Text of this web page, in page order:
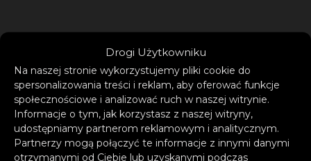
Drogi Użytkowniku
Na naszej stronie wykorzystujemy pliki cookie do
spersonalizowania treści i reklam, aby oferować funkcje
społecznościowe i analizować ruch w naszej witrynie.
Informacje o tym, jak korzystasz z naszej witryny,
udostępniamy partnerom reklamowym i analitycznym.
Partnerzy mogą połączyć te informacje z innymi danymi
otrzymanymi od Ciebie lub uzyskanymi podczas
W trakcie swojej kariery, Zedd występował na